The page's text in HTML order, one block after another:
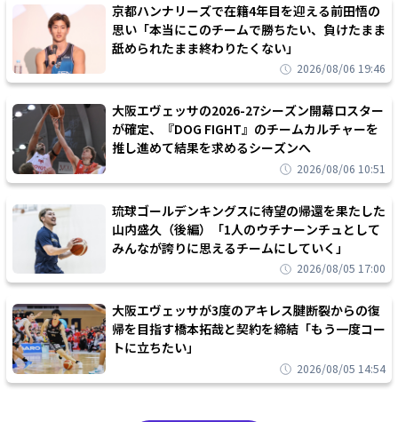
京都ハンナリーズで在籍4年目を迎える前田悟の
思い「本当にこのチームで勝ちたい、負けたまま
舐められたまま終わりたくない」
2026/08/06 19:46
大阪エヴェッサの2026-27シーズン開幕ロスター
が確定、『DOG FIGHT』のチームカルチャーを
推し進めて結果を求めるシーズンへ
2026/08/06 10:51
琉球ゴールデンキングスに待望の帰還を果たした
山内盛久（後編）「1人のウチナーンチュとして
みんなが誇りに思えるチームにしていく」
2026/08/05 17:00
大阪エヴェッサが3度のアキレス腱断裂からの復
帰を目指す橋本拓哉と契約を締結「もう一度コー
トに立ちたい」
2026/08/05 14:54